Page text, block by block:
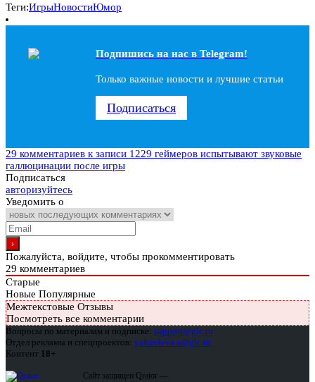
Теги:ИгрыНовостиЮмор
Подпишись на наc в Telegram!
Только важные новости и лучшие статьи
Подписаться
29 комментариев к записи 1229 геймеров испытывают звуковые
галлюцинации после игры
Подписаться
авторизуйтесь
Уведомить о
Пожалуйста, войдите, чтобы прокомментировать
29 комментариев
Старые
Новые Популярные
Межтекстовые Отзывы
Посмотреть все комментарии
Вопросы по материалам и подписке: support@glc.ru
Отдел рекламы и спецпроектов: yakovleva.a@glc.ru
Контент 18+
Сайт защищен Qrator —